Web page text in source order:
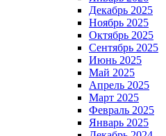
Декабрь 2025
Ноябрь 2025
Октябрь 2025
Сентябрь 2025
Июнь 2025
Май 2025
Апрель 2025
Март 2025
Февраль 2025
Январь 2025